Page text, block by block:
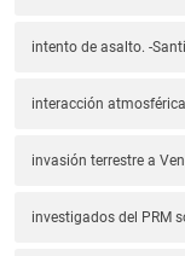
intento de asalto. -
interacción
invasión terrestre a
investigados del PRM